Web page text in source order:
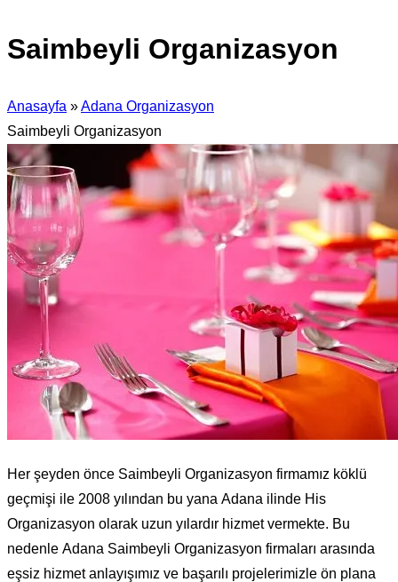
Saimbeyli Organizasyon
Anasayfa »Adana Organizasyon
Saimbeyli Organizasyon
Her şeyden önce Saimbeyli Organizasyon firmamız köklü
geçmişi ile 2008 yılından bu yana Adana ilinde His
Organizasyon olarak uzun yılardır hizmet vermekte. Bu
nedenle Adana Saimbeyli Organizasyon firmaları arasında
eşsiz hizmet anlayışımız ve başarılı projelerimizle ön plana